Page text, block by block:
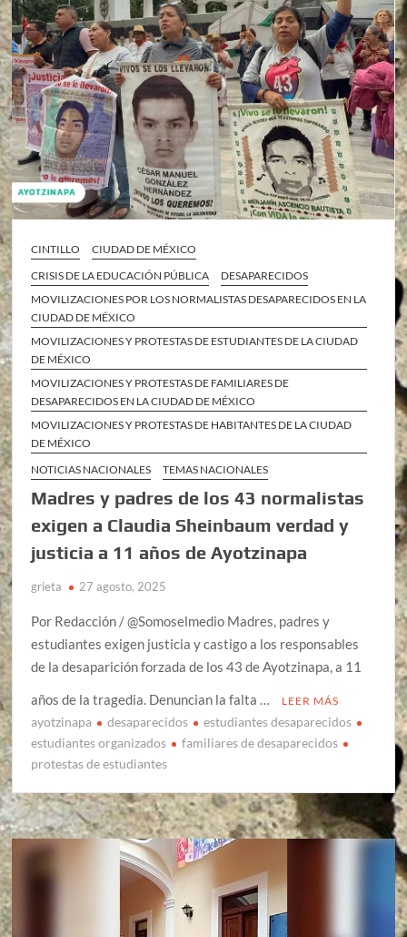
CINTILLO
CIUDAD DE MÉXICO
CRISIS DE LA EDUCACIÓN PÚBLICA
DESAPARECIDOS
MOVILIZACIONES POR LOS NORMALISTAS DESAPARECIDOS EN LA
CIUDAD DE MÉXICO
MOVILIZACIONES Y PROTESTAS DE ESTUDIANTES DE LA CIUDAD
DE MÉXICO
MOVILIZACIONES Y PROTESTAS DE FAMILIARES DE
DESAPARECIDOS EN LA CIUDAD DE MÉXICO
MOVILIZACIONES Y PROTESTAS DE HABITANTES DE LA CIUDAD
DE MÉXICO
NOTICIAS NACIONALES
TEMAS NACIONALES
Madres y padres de los 43 normalistas
exigen a Claudia Sheinbaum verdad y
justicia a 11 años de Ayotzinapa
grieta 27 agosto, 2025
Por Redacción / @Somoselmedio Madres, padres y
estudiantes exigen justicia y castigo a los responsables
de la desaparición forzada de los 43 de Ayotzinapa, a 11
años de la tragedia. Denuncian la falta …
LEER MÁS
ayotzinapa desaparecidos
estudiantes desaparecidos
estudiantes organizados
familiares de desaparecidos
protestas de estudiantes